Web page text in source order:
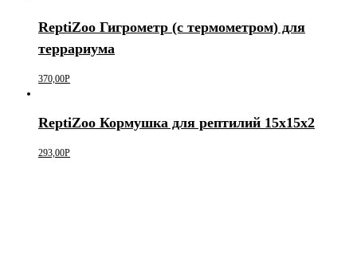
ReptiZoo Гигрометр (с термометром) для
террариума
370,00Р
ReptiZoo Кормушка для рептилий 15х15х2
293,00Р